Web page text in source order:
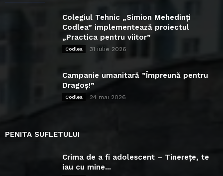
Colegiul Tehnic „Simion Mehedinți
Codlea” implementează proiectul
„Practica pentru viitor”
Codlea 31 iulie 2026
Campanie umanitară ”Împreună pentru
Dragoș!”
Codlea 24 mai 2026
PENITA SUFLETULUI
Crima de a fi adolescent – Tinerețe, te
iau cu mine...